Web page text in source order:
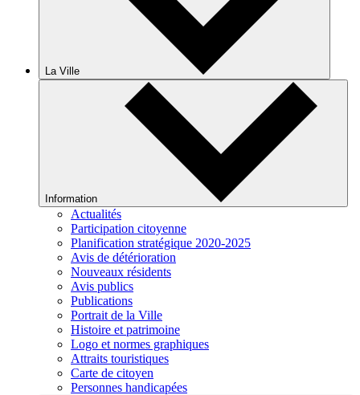
La Ville
Information
Actualités
Participation citoyenne
Planification stratégique 2020-2025
Avis de détérioration
Nouveaux résidents
Avis publics
Publications
Portrait de la Ville
Histoire et patrimoine
Logo et normes graphiques
Attraits touristiques
Carte de citoyen
Personnes handicapées